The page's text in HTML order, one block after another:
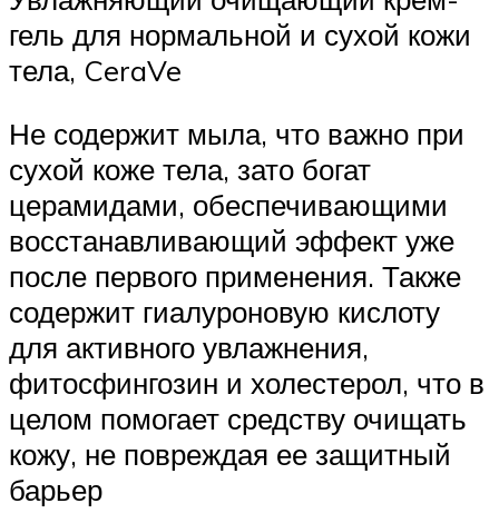
гель для нормальной и сухой кожи
тела, CeraVe
Не содержит мыла, что важно при
сухой коже тела, зато богат
церамидами, обеспечивающими
восстанавливающий эффект уже
после первого применения. Также
содержит гиалуроновую кислоту
для активного увлажнения,
фитосфингозин и холестерол, что в
целом помогает средству очищать
кожу, не повреждая ее защитный
барьер